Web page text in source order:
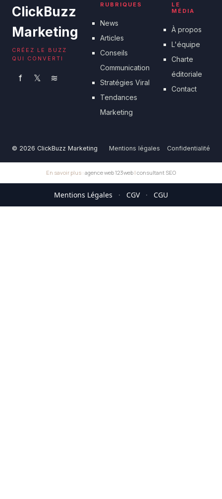
ClickBuzz
Marketing
CRÉEZ LE BUZZ
QUI CONVERTI
f 𝕏 ≋
RUBRIQUES
News
Articles
Conseils
Communication
Stratégies Viral
Tendances
Marketing
LE
MÉDIA
À propos
L'équipe
Charte
éditoriale
Contact
© 2026 ClickBuzz Marketing Mentions légales Confidentialité
En savoir plus : agence web 123web | consultant SEO
Mentions Légales · CGV · CGU